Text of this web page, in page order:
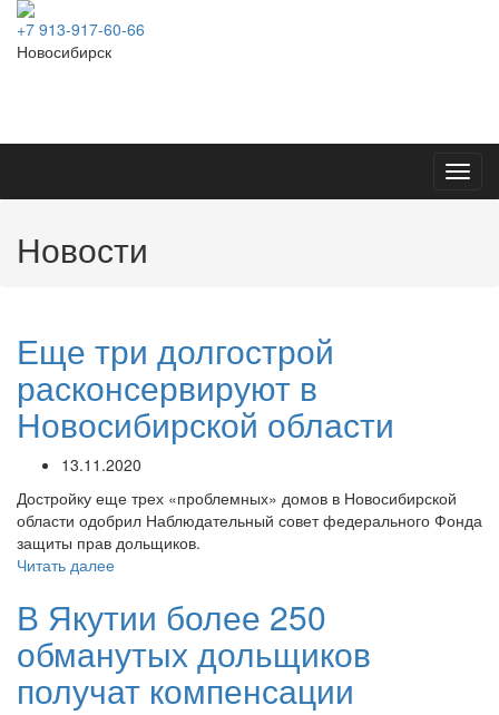
+7 913-917-60-66
Новосибирск
Новости
Еще три долгострой
расконсервируют в
Новосибирской области
13.11.2020
Достройку еще трех «проблемных» домов в Новосибирской
области одобрил Наблюдательный совет федерального Фонда
защиты прав дольщиков.
Читать далее
В Якутии более 250
обманутых дольщиков
получат компенсации